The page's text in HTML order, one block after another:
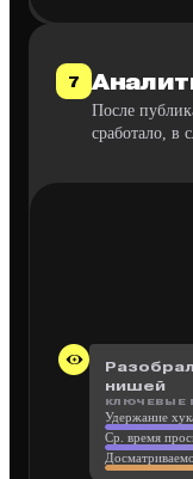
7
После
сработало, в
нишей
КЛЮЧЕВЫЕ
Удержание
Ср. время